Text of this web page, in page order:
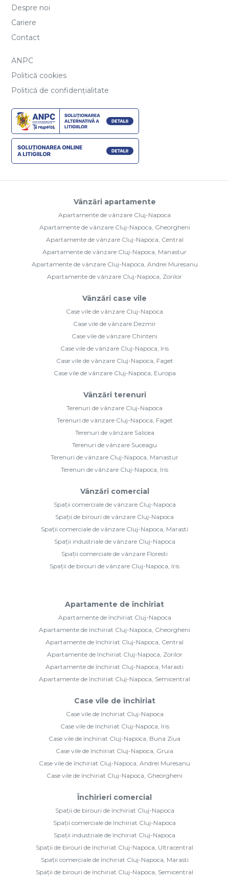
Despre noi
Cariere
Contact
ANPC
Politică cookies
Politică de confidențialitate
Vânzări apartamente
Apartamente de vânzare Cluj-Napoca
Apartamente de vânzare Cluj-Napoca, Gheorgheni
Apartamente de vânzare Cluj-Napoca, Central
Apartamente de vânzare Cluj-Napoca, Manastur
Apartamente de vânzare Cluj-Napoca, Andrei Muresanu
Apartamente de vânzare Cluj-Napoca, Zorilor
Vânzări case vile
Case vile de vânzare Cluj-Napoca
Case vile de vânzare Dezmir
Case vile de vânzare Chinteni
Case vile de vânzare Cluj-Napoca, Iris
Case vile de vânzare Cluj-Napoca, Faget
Case vile de vânzare Cluj-Napoca, Europa
Vânzări terenuri
Terenuri de vânzare Cluj-Napoca
Terenuri de vânzare Cluj-Napoca, Faget
Terenuri de vânzare Salicea
Terenuri de vânzare Suceagu
Terenuri de vânzare Cluj-Napoca, Manastur
Terenuri de vânzare Cluj-Napoca, Iris
Vânzări comercial
Spații comerciale de vânzare Cluj-Napoca
Spații de birouri de vânzare Cluj-Napoca
Spații comerciale de vânzare Cluj-Napoca, Marasti
Spații industriale de vânzare Cluj-Napoca
Spații comerciale de vânzare Floresti
Spații de birouri de vânzare Cluj-Napoca, Iris
Apartamente de închiriat
Apartamente de închiriat Cluj-Napoca
Apartamente de închiriat Cluj-Napoca, Gheorgheni
Apartamente de închiriat Cluj-Napoca, Central
Apartamente de închiriat Cluj-Napoca, Zorilor
Apartamente de închiriat Cluj-Napoca, Marasti
Apartamente de închiriat Cluj-Napoca, Semicentral
Case vile de închiriat
Case vile de închiriat Cluj-Napoca
Case vile de închiriat Cluj-Napoca, Iris
Case vile de închiriat Cluj-Napoca, Buna Ziua
Case vile de închiriat Cluj-Napoca, Gruia
Case vile de închiriat Cluj-Napoca, Andrei Muresanu
Case vile de închiriat Cluj-Napoca, Gheorgheni
Închirieri comercial
Spații de birouri de închiriat Cluj-Napoca
Spații comerciale de închiriat Cluj-Napoca
Spații industriale de închiriat Cluj-Napoca
Spații de birouri de închiriat Cluj-Napoca, Ultracentral
Spații comerciale de închiriat Cluj-Napoca, Marasti
Spații de birouri de închiriat Cluj-Napoca, Semicentral